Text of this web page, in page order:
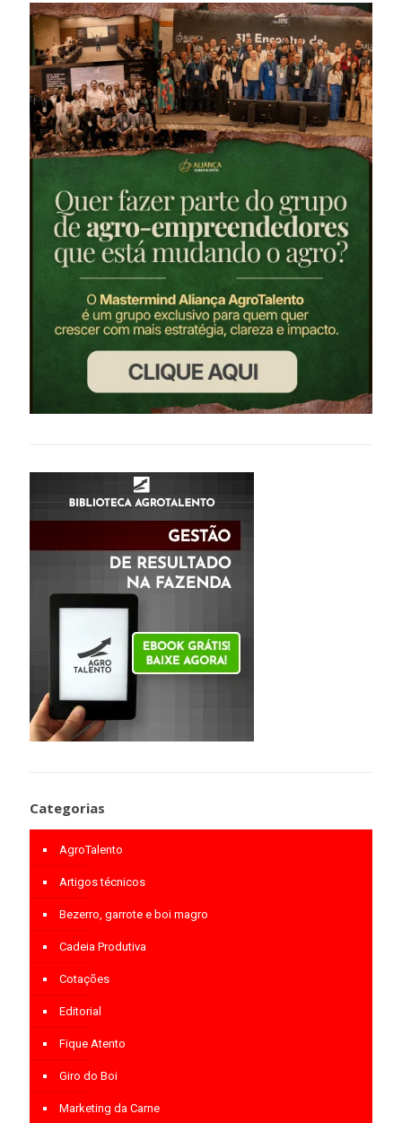
Categorias
AgroTalento
Artigos técnicos
Bezerro, garrote e boi magro
Cadeia Produtiva
Cotações
Editorial
Fique Atento
Giro do Boi
Marketing da Carne